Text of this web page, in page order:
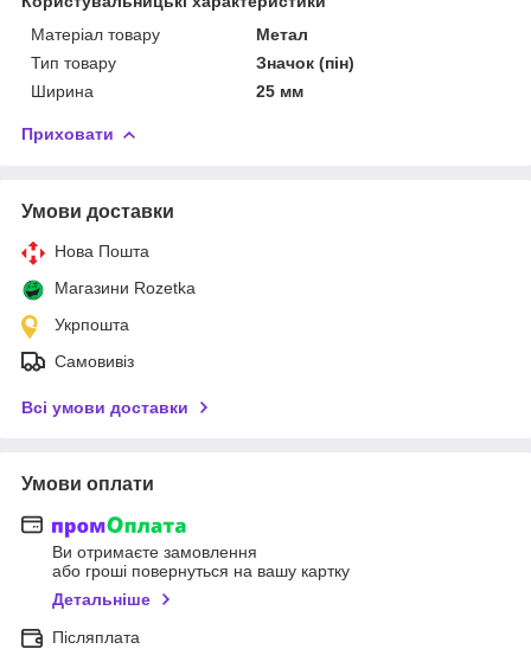
Матеріал товару
Метал
Тип товару
Значок (пін)
Ширина
25 мм
Приховати
Умови доставки
Нова Пошта
Магазини Rozetka
Укрпошта
Самовивіз
Всі умови доставки
Умови оплати
Ви отримаєте замовлення
або гроші повернуться на вашу картку
Детальніше
Післяплата